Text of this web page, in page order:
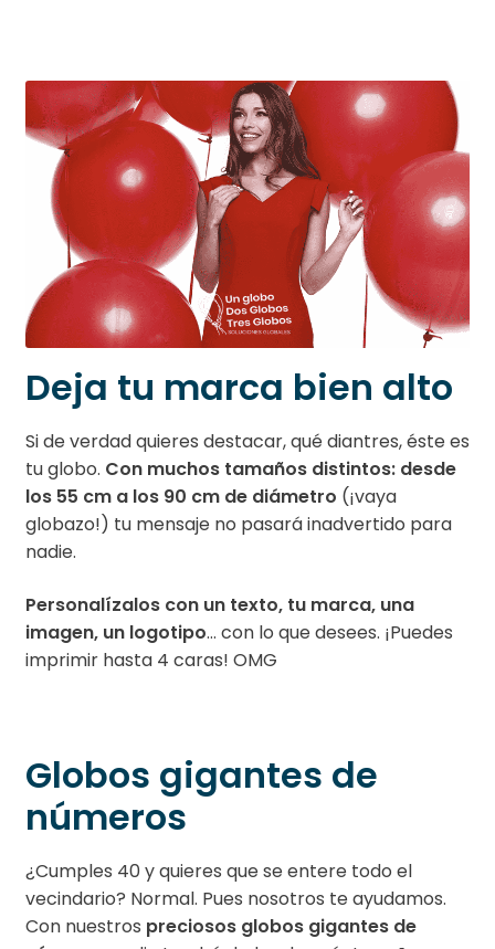
Deja tu marca bien alto
Si de verdad quieres destacar, qué diantres, éste es
tu globo. Con muchos tamaños distintos: desde
los 55 cm a los 90 cm de diámetro (¡vaya
globazo!) tu mensaje no pasará inadvertido para
nadie.
Personalízalos con un texto, tu marca, una
imagen, un logotipo… con lo que desees. ¡Puedes
imprimir hasta 4 caras! OMG
Globos gigantes de
números
¿Cumples 40 y quieres que se entere todo el
vecindario? Normal. Pues nosotros te ayudamos.
Con nuestros preciosos globos gigantes de